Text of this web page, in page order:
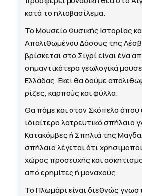
κατά το ηλιοβασίλεμα.
Το Μουσείο Φυσικής Ιστορίας
Απολιθωμένου Δάσους της
βρίσκεται στο Σιγρί είναι ένα
σημαντικότερα γεωλογικά
Ελλάδας. Εκεί θα δούμε
ρίζες, καρπούς και φύλλα.
Θα πάμε και στον Σκόπελο όπου
ιδιαίτερο λατρευτικό σπήλαιο
Κατακόμβες ή Σπηλιά της
σπήλαιο λέγεται ότι
χώρος προσευχής και
από ερημίτες ή μοναχούς.
Το Πλωμάρι είναι διεθνώς